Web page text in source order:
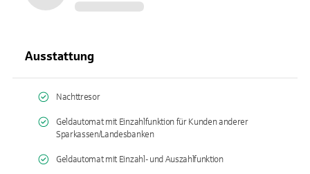
Ausstattung
Nachttresor
Geldautomat mit Einzahlfunktion für Kunden anderer
Sparkassen/Landesbanken
Geldautomat mit Einzahl- und Auszahlfunktion